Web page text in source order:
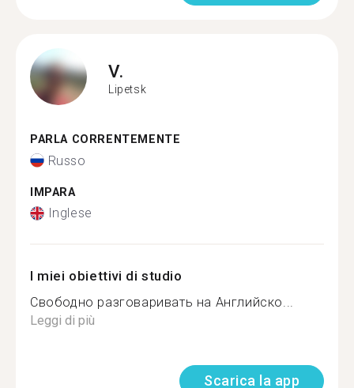
V.
Lipetsk
PARLA CORRENTEMENTE
Russo
IMPARA
Inglese
I miei obiettivi di studio
Свободно разговаривать на Английско...
Leggi di più
Scarica la app